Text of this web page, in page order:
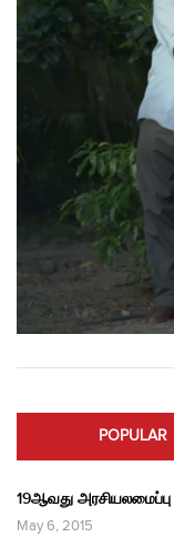
POPULAR
19ஆவது
May 6, 2015